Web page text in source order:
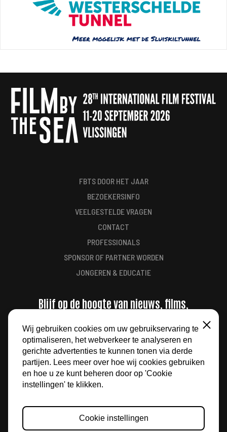
FBTS DOOR HET JAAR
BEZOEKERSINFO
VEELGESTELDE VRAGEN
CONTACT
PROFESSIONALS
SPONSOR OF PARTNER WORDEN
JONGEREN & EDUCATIE
Blijf op de hoogte van nieuws, films,
AANMELDEN
Wij gebruiken cookies om uw gebruikservaring te
optimaliseren, het webverkeer te analyseren en
gerichte advertenties te kunnen tonen via derde
partijen. Lees meer over hoe wij cookies gebruiken
en hoe u ze kunt beheren door op 'Cookie
instellingen' te klikken.
Sluiten
Cookie instellingen